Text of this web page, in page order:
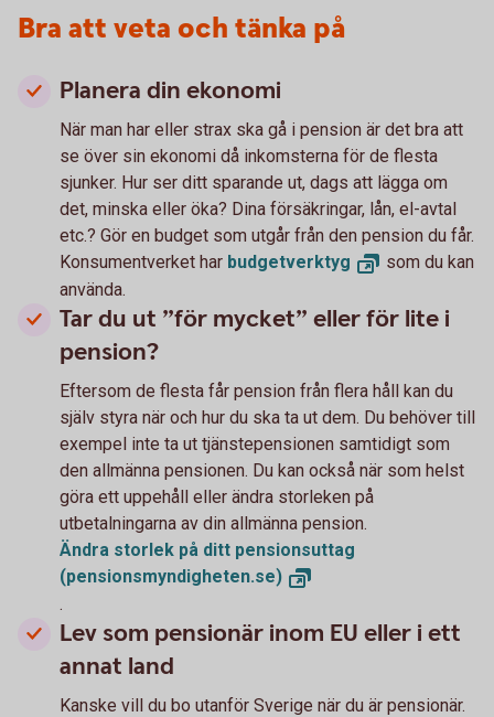
Bra att veta och tänka på
Planera din ekonomi
När man har eller strax ska gå i pension är det bra att
se över sin ekonomi då inkomsterna för de flesta
sjunker. Hur ser ditt sparande ut, dags att lägga om
det, minska eller öka? Dina försäkringar, lån, el-avtal
etc.? Gör en budget som utgår från den pension du får.
Konsumentverket har budgetverktyg
som du kan
använda.
Tar du ut ”för mycket” eller för lite i
pension?
Eftersom de flesta får pension från flera håll kan du
själv styra när och hur du ska ta ut dem. Du behöver till
exempel inte ta ut tjänstepensionen samtidigt som
den allmänna pensionen. Du kan också när som helst
göra ett uppehåll eller ändra storleken på
utbetalningarna av din allmänna pension.
Ändra storlek på ditt pensionsuttag
(pensionsmyndigheten.se)
.
Lev som pensionär inom EU eller i ett
annat land
Kanske vill du bo utanför Sverige när du är pensionär.